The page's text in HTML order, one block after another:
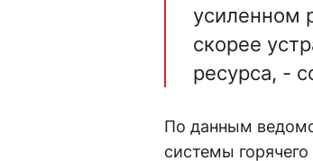
усиленном
скорее
ресурса, -
По данным
системы